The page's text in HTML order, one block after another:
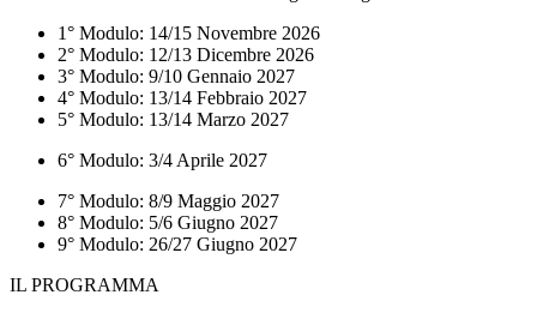
1° Modulo: 14/15 Novembre 2026
2° Modulo: 12/13 Dicembre 2026
3° Modulo: 9/10 Gennaio 2027
4° Modulo: 13/14 Febbraio 2027
5° Modulo: 13/14 Marzo 2027
6° Modulo: 3/4 Aprile 2027
7° Modulo: 8/9 Maggio 2027
8° Modulo: 5/6 Giugno 2027
9° Modulo: 26/27 Giugno 2027
IL PROGRAMMA